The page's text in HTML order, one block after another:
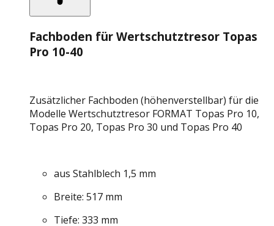
Fachboden für Wertschutztresor Topas
Pro 10-40
Zusätzlicher Fachboden (höhenverstellbar) für die
Modelle Wertschutztresor FORMAT Topas Pro 10,
Topas Pro 20, Topas Pro 30 und Topas Pro 40
aus Stahlblech 1,5 mm
Breite: 517 mm
Tiefe: 333 mm